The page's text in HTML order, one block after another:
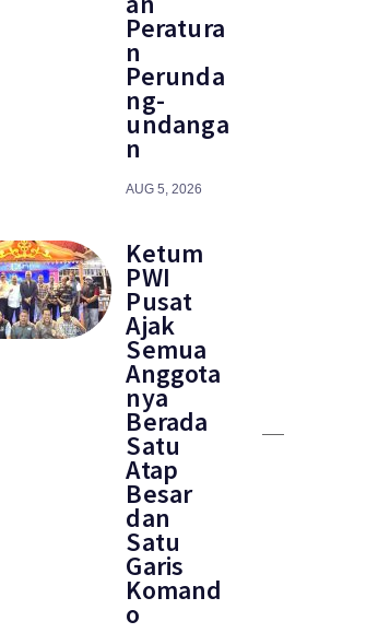
Peratura
n
Perunda
ng-
undanga
n
AUG 5, 2026
Ketum
PWI
Pusat
Ajak
Semua
Anggota
nya
Berada
Satu
Atap
Besar
dan
Satu
Garis
Komand
o